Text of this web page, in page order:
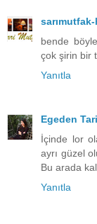
bende
çok şirin bir
Yanıtla
Egeden
İçinde lor
ayrı güzel
Bu arada
Yanıtla